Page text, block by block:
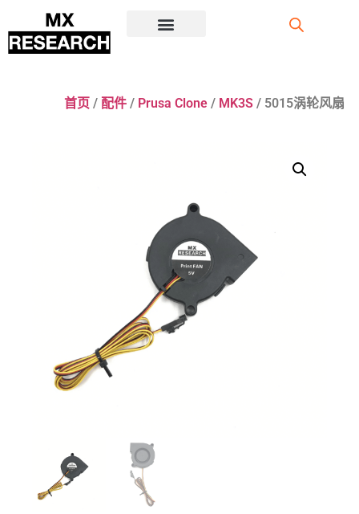
首页 / 配件 / Prusa Clone / MK3S / 5015涡轮风扇